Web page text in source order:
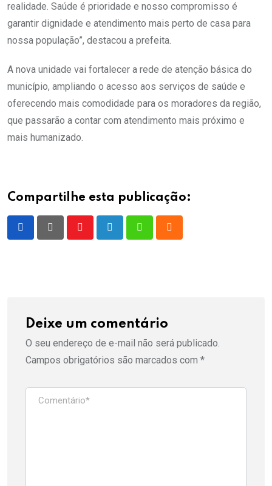
realidade. Saúde é prioridade e nosso compromisso é
garantir dignidade e atendimento mais perto de casa para
nossa população”, destacou a prefeita.
A nova unidade vai fortalecer a rede de atenção básica do
município, ampliando o acesso aos serviços de saúde e
oferecendo mais comodidade para os moradores da região,
que passarão a contar com atendimento mais próximo e
mais humanizado.
Compartilhe esta publicação:
Deixe um comentário
O seu endereço de e-mail não será publicado.
Campos obrigatórios são marcados com *